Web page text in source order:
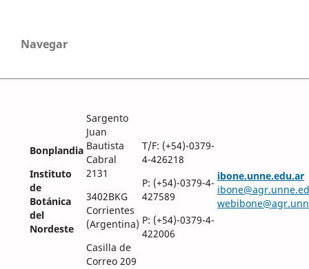
Navegar
Bonplandia
Instituto
de
Botánica
del
Nordeste
Sargento
Juan
Bautista
Cabral
2131
3402BKG
Corrientes
(Argentina)
Casilla de
Correo 209
T/F: (+54)-0379-
4-426218
P: (+54)-0379-4-
427589
P: (+54)-0379-4-
422006
ibone.unne.edu.ar